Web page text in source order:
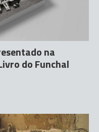
na
do Funchal